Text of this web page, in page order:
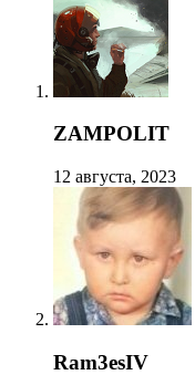
ZAMPOLIT
12 августа, 2023
Ram3esIV